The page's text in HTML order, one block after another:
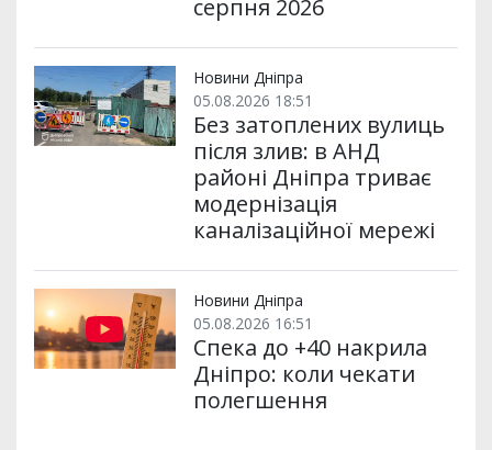
серпня 2026
Новини Дніпра
05.08.2026 18:51
Без затоплених вулиць
після злив: в АНД
районі Дніпра триває
модернізація
каналізаційної мережі
Новини Дніпра
05.08.2026 16:51
Спека до +40 накрила
Дніпро: коли чекати
полегшення